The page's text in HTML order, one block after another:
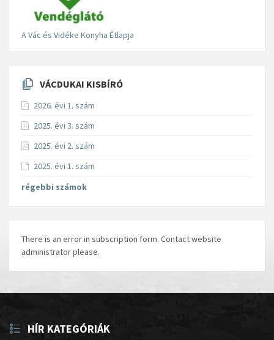
A Vác és Vidéke Konyha Étlapja
VÁCDUKAI KISBÍRÓ
2026. évi 1. szám
2025. évi 3. szám
2025. évi 2. szám
2025. évi 1. szám
régebbi számok
There is an error in subscription form. Contact website
administrator please.
HÍR KATEGÓRIÁK